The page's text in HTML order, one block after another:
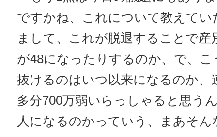
ですかね、これについて教えて
まして、これが脱退することで産
が48になったりするのか、で、
抜けるのはいつ以来になるのか、
多分700万弱いらっしゃると思う
人になるのかっていう、まあそ